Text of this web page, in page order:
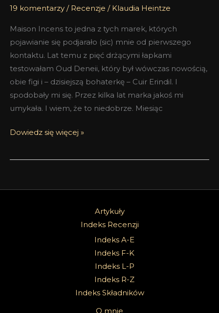
19 komentarzy / Recenzje / Klaudia Heintze
Maison Incens to jedna z tych marek, których
pojawianie się podjarało (sic) mnie od pierwszego
kontaktu. Lat temu z pięć drżącymi łapkami
testowałam Oud Deneii, który był wówczas nowością,
obie figi i – dzisiejszą bohaterkę – Cuir Erindil. I
spodobały mi się. Przez kilka lat marka jakoś mi
umykała. I wiem, że to niedobrze. Miesiąc
Dowiedz się więcej »
Artykuły
Indeks Recenzji
Indeks A-E
Indeks F-K
Indeks L-P
Indeks R-Z
Indeks Składników
O mnie